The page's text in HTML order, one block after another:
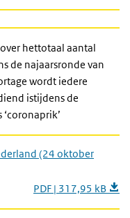
hettotaal aantal
de najaarsronde van
wordt iedere
istijdens de
(24 oktober
PDF | 317,95 kB